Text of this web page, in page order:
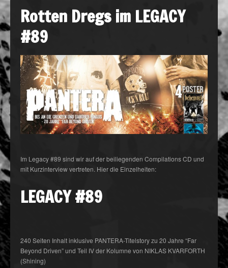
Rotten Dregs im LEGACY
#89
Im Legacy #89 sind wir auf der beiliegenden Compilations CD und
mit Kurzinterview vertreten. Hier die Einzelheiten:
LEGACY #89
240 Seiten Inhalt inklusive PANTERA-Titelstory zu 20 Jahre “Far
Beyond Driven” und Teil IV der Kolumne von NIKLAS KVARFORTH
(Shining)